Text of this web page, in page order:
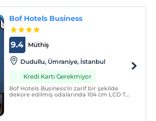
Bof Hotels Business
Müthiş
9.4
Dudullu, Ümraniye, İstanbul
Kredi Kartı Gerekmiyor
Bof Hotels Business'in zarif bir şekilde
dekore edilmiş odalarında 104 cm LCD TV,